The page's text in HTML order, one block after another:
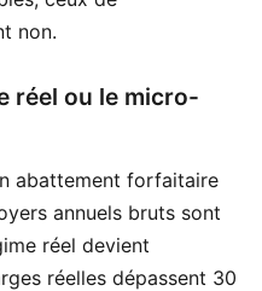
non.
réel ou le micro-
abattement forfaitaire
annuels bruts sont
réel devient
réelles dépassent 30